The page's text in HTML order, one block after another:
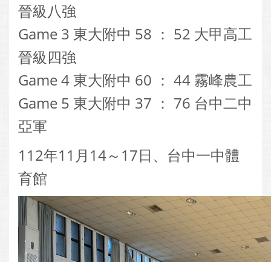
晉級八強
Game 3 東大附中 58 ： 52 大甲高工
晉級四強
Game 4 東大附中 60 ： 44 霧峰農工
Game 5 東大附中 37 ： 76 台中二中
亞軍
112年11月14～17日、台中一中體
育館